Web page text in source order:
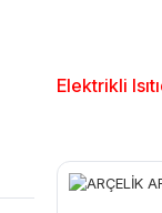
Elektrikli